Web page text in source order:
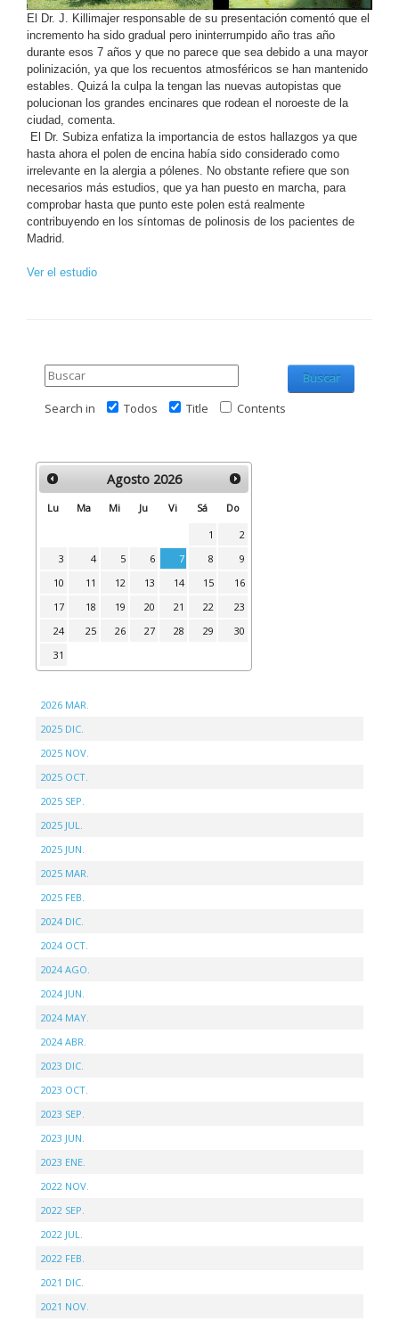
El Dr. J. Killimajer responsable de su presentación comentó que el
incremento ha sido gradual pero ininterrumpido año tras año
durante esos 7 años y que no parece que sea debido a una mayor
polinización, ya que los recuentos atmosféricos se han mantenido
estables. Quizá la culpa la tengan las nuevas autopistas que
polucionan los grandes encinares que rodean el noroeste de la
ciudad, comenta.
El Dr. Subiza enfatiza la importancia de estos hallazgos ya que
hasta ahora el polen de encina había sido considerado como
irrelevante en la alergia a pólenes. No obstante refiere que son
necesarios más estudios, que ya han puesto en marcha, para
comprobar hasta que punto este polen está realmente
contribuyendo en los síntomas de polinosis de los pacientes de
Madrid.
Ver el estudio
Buscar
Search in
Todos Title Contents
Agosto 2026
Lu Ma Mi Ju Vi Sá Do
1
2
3
4 5 6 7 8
9
10
11 12 13 14 15
16
17
18 19 20 21 22
23
24
25 26 27 28 29
30
31
2026 MAR.
2025 DIC.
2025 NOV.
2025 OCT.
2025 SEP.
2025 JUL.
2025 JUN.
2025 MAR.
2025 FEB.
2024 DIC.
2024 OCT.
2024 AGO.
2024 JUN.
2024 MAY.
2024 ABR.
2023 DIC.
2023 OCT.
2023 SEP.
2023 JUN.
2023 ENE.
2022 NOV.
2022 SEP.
2022 JUL.
2022 FEB.
2021 DIC.
2021 NOV.